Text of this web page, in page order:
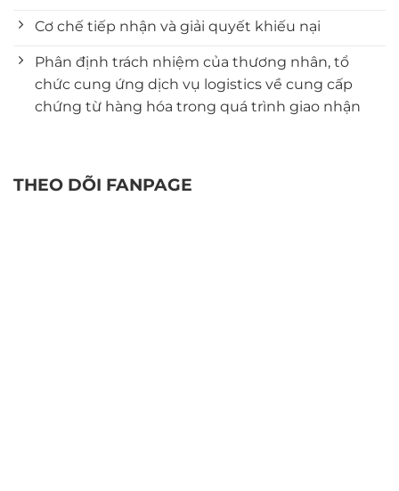
Cơ chế tiếp nhận và giải quyết khiếu nại
Phân định trách nhiệm của thương nhân, tổ
chức cung ứng dịch vụ logistics về cung cấp
chứng từ hàng hóa trong quá trình giao nhận
THEO DÕI FANPAGE